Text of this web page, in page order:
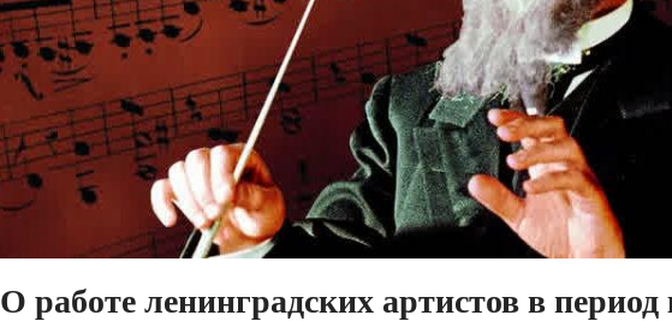
О работе ленинградских артистов в период